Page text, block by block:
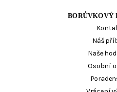
BORŮVKOVÝ
Náš
Naše
Osobní